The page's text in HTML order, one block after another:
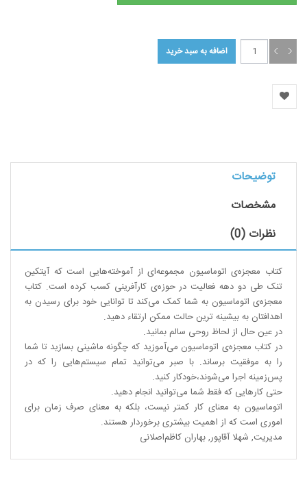
توضیحات
مشخصات
نظرات (0)
کتاب معجزه‌ی اتوماسیون مجموعه‌ای از آموخته‌هایی است که آیتکین
تنک طی دو دهه فعالیت در حوزه‌ی کارآفرینی کسب کرده است. کتاب
معجزه‌ی اتوماسیون به شما کمک می‌کند تا توانایی خود برای رسیدن به
اهدافتان به بیشینه ترین حالت ممکن ارتقاء دهید.
در عین حال از لحاظ روحی سالم بمانید.
در کتاب معجزه‌ی اتوماسیون می‌آموزید که چگونه ماشینی بسازید تا شما
را به موفقیت برساند. با صبر می‌توانید تمام سیستم‌هایی را که در
پس‌زمینه اجرا می‌شوند،‌خودکار کنید.
حتی کارهایی که فقط شما می‌توانید انجام دهید.
اتوماسیون به معنای کار کمتر نیست، بلکه به معنای صرف زمان برای
اموری است که از اهمیت بیشتری برخوردار هستند.
مدیریت, شهلا آقاپور,بهاران کاظم‌اصلانی